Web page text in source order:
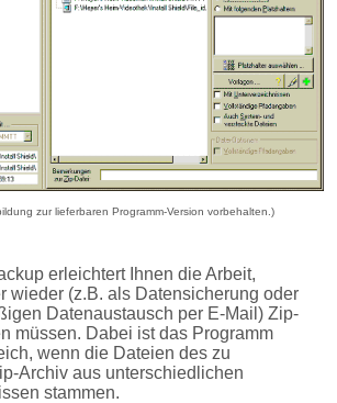
zur lieferbaren Programm-Version vorbehalten.)
erleichtert Ihnen die Arbeit,
wieder (z.B. als Datensicherung oder
Datenaustausch per E-Mail) Zip-
müssen. Dabei ist das Programm
wenn die Dateien des zu
Archiv aus unterschiedlichen
stammen.